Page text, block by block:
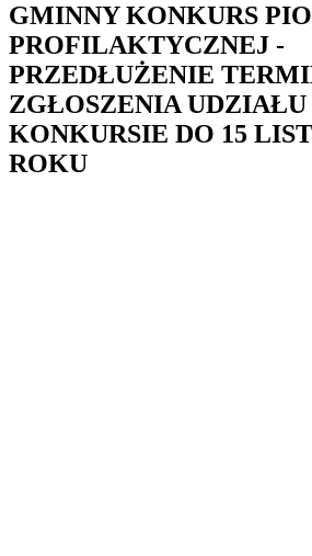
GMINNY KONKURS
PROFILAKTYCZNEJ -
PRZEDŁUŻENIE
ZGŁOSZENIA UDZIAŁU
KONKURSIE DO 15
ROKU